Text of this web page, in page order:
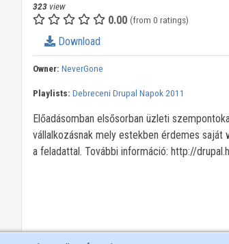
323view
0.00 (from 0 ratings)
Download
Owner: NeverGone
Playlists: Debreceni Drupal Napok 2011
Előadásomban elsősorban üzleti
vállalkozásnak mely estekben érdemes
a feladattal. További információ: http://